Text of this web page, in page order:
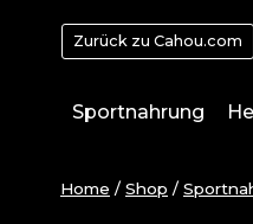
Zurück zu Cahou.com
Sportnahrung
Home / Shop /